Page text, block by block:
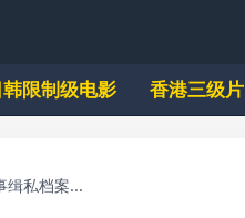
韩限制级电影 香港三级片
缉私档案...